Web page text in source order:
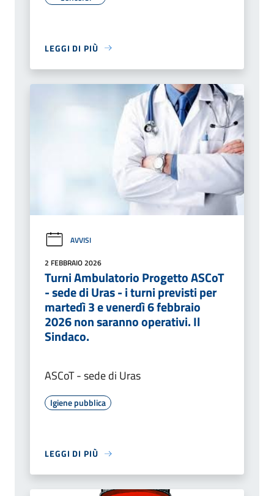
LEGGI DI PIÙ
AVVISI
2 FEBBRAIO 2026
Turni Ambulatorio Progetto ASCoT
- sede di Uras - i turni previsti per
martedì 3 e venerdì 6 febbraio
2026 non saranno operativi. Il
Sindaco.
ASCoT - sede di Uras
Igiene pubblica
LEGGI DI PIÙ